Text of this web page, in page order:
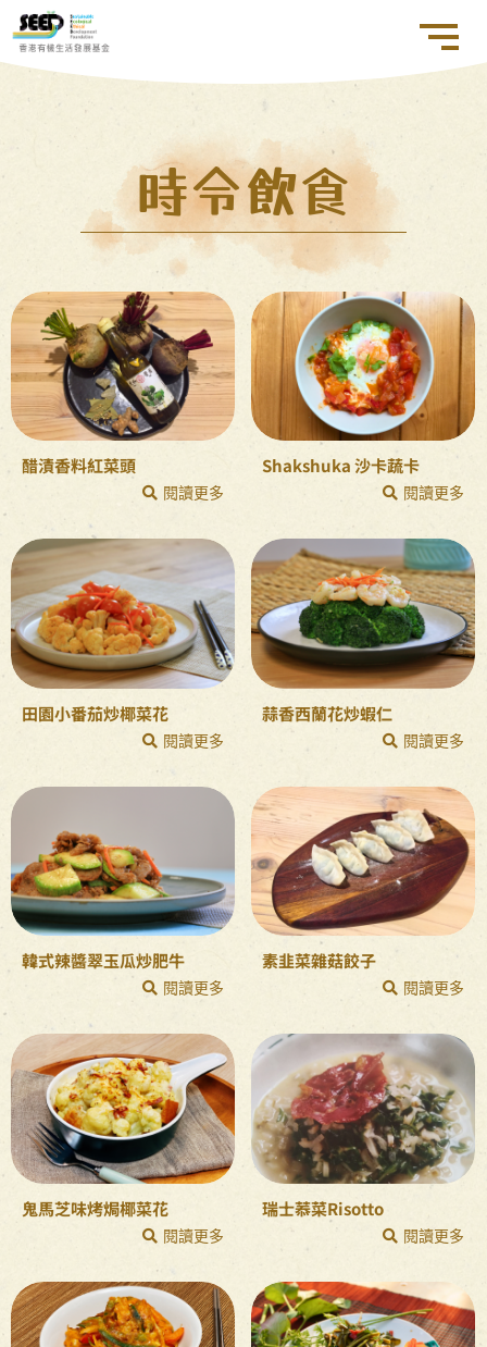
時令飲食
醋漬香料紅菜頭
閱讀更多
Shakshuka 沙卡蔬卡
閱讀更多
田園小番茄炒椰菜花
閱讀更多
蒜香西蘭花炒蝦仁
閱讀更多
韓式辣醬翠玉瓜炒肥牛
閱讀更多
素韭菜雜菇餃子
閱讀更多
鬼馬芝味烤焗椰菜花
閱讀更多
瑞士菾菜Risotto
閱讀更多